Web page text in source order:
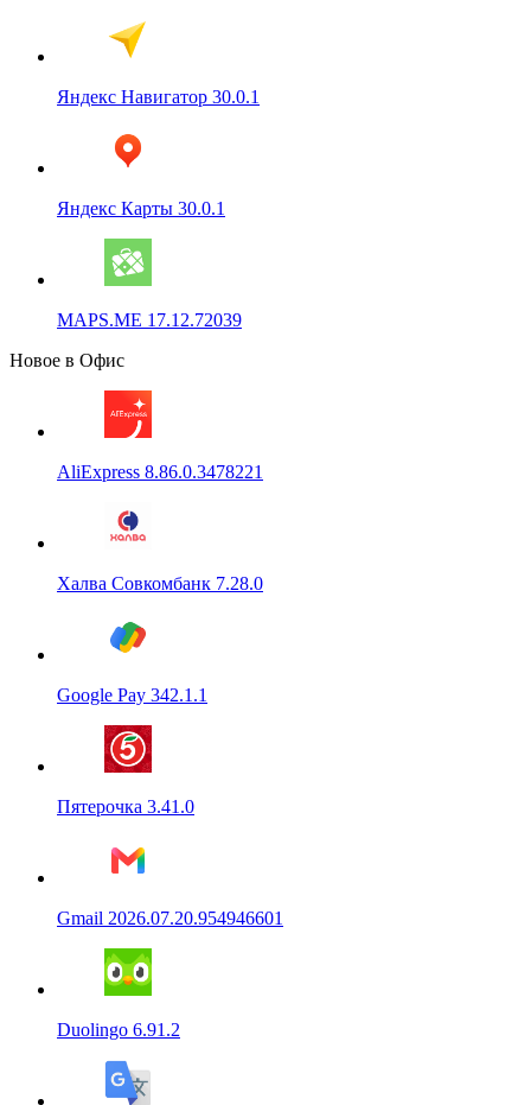
Яндекс Навигатор 30.0.1
Яндекс Карты 30.0.1
MAPS.ME 17.12.72039
Новое в Офис
AliExpress 8.86.0.3478221
Халва Совкомбанк 7.28.0
Google Pay 342.1.1
Пятерочка 3.41.0
Gmail 2026.07.20.954946601
Duolingo 6.91.2